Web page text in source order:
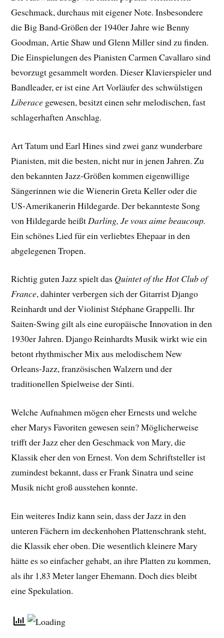
Geschmack, durchaus mit eigener Note. Insbesondere
die Big Band-Größen der 1940er Jahre wie Benny
Goodman, Artie Shaw und Glenn Miller sind zu finden.
Die Einspielungen des Pianisten Carmen Cavallaro sind
bevorzugt gesammelt worden. Dieser Klavierspieler und
Bandleader, er ist eine Art Vorläufer des schwülstigen
Liberace gewesen, besitzt einen sehr melodischen, fast
schlagerhaften Anschlag.
Art Tatum und Earl Hines sind zwei ganz wunderbare
Pianisten, mit die besten, nicht nur in jenen Jahren. Zu
den bekannten Jazz-Größen kommen eigenwillige
Sängerinnen wie die Wienerin Greta Keller oder die
US-Amerikanerin Hildegarde. Der bekannteste Song
von Hildegarde heißt Darling, Je vous aime beaucoup.
Ein schönes Lied für ein verliebtes Ehepaar in den
abgelegenen Tropen.
Richtig guten Jazz spielt das Quintet of the Hot Club of
France, dahinter verbergen sich der Gitarrist Django
Reinhardt und der Violinist Stéphane Grappelli. Ihr
Saiten-Swing gilt als eine europäische Innovation in den
1930er Jahren. Django Reinhardts Musik wirkt wie ein
betont rhythmischer Mix aus melodischem New
Orleans-Jazz, französischen Walzern und der
traditionellen Spielweise der Sinti.
Welche Aufnahmen mögen eher Ernests und welche
eher Marys Favoriten gewesen sein? Möglicherweise
trifft der Jazz eher den Geschmack von Mary, die
Klassik eher den von Ernest. Von dem Schriftsteller ist
zumindest bekannt, dass er Frank Sinatra und seine
Musik nicht groß ausstehen konnte.
Ein weiteres Indiz kann sein, dass der Jazz in den
unteren Fächern im deckenhohen Plattenschrank steht,
die Klassik eher oben. Die wesentlich kleinere Mary
hätte es so einfacher gehabt, an ihre Platten zu kommen,
als ihr 1,83 Meter langer Ehemann. Doch dies bleibt
eine Spekulation.